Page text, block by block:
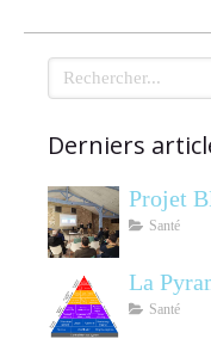
Rechercher
Derniers
Projet
Santé
La
Santé